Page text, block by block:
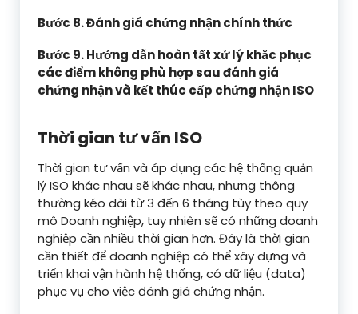
Bước 8. Đánh giá chứng nhận chính thức
Bước 9. Hướng dẫn hoàn tất xử lý khắc phục
các điểm không phù hợp sau đánh giá
chứng nhận và kết thúc cấp chứng nhận ISO
Thời gian tư vấn ISO
Thời gian tư vấn và áp dụng các hệ thống quản
lý ISO khác nhau sẽ khác nhau, nhưng thông
thường kéo dài từ 3 đến 6 tháng tùy theo quy
mô Doanh nghiệp, tuy nhiên sẽ có những doanh
nghiệp cần nhiều thời gian hơn. Đây là thời gian
cần thiết để doanh nghiệp có thể xây dựng và
triển khai vận hành hệ thống, có dữ liệu (data)
phục vụ cho việc đánh giá chứng nhận.